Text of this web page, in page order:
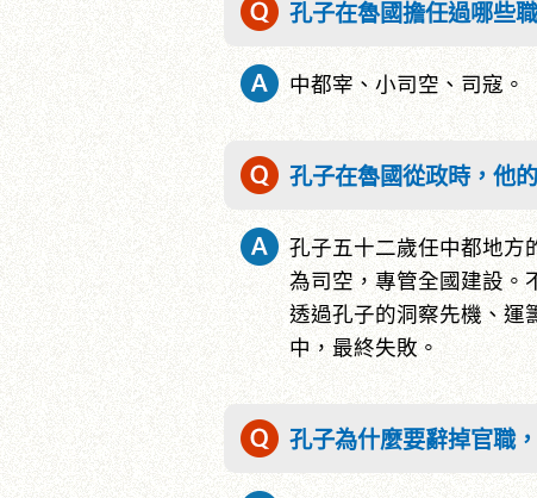
孔子在魯國擔任過哪些
中都宰、小司空、司寇。
孔子在魯國從政時，他
孔子五十二歲任中都地方
為司空，專管全國建設。
透過孔子的洞察先機、運
中，最終失敗。
孔子為什麼要辭掉官職